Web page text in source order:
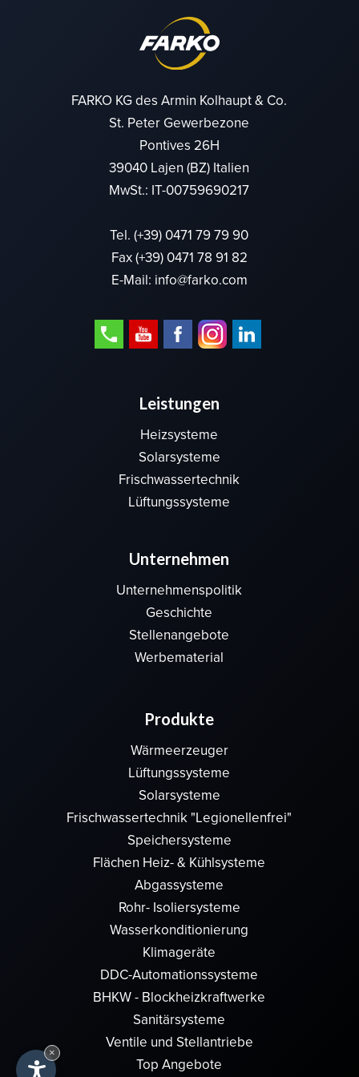
FARKO KG des Armin Kolhaupt & Co.
St. Peter Gewerbezone
Pontives 26H
39040 Lajen (BZ) Italien
MwSt.: IT-00759690217
Tel.(+39) 0471 79 79 90
Fax (+39) 0471 78 91 82
E-Mail: info@farko.com
Leistungen
Heizsysteme
Solarsysteme
Frischwassertechnik
Lüftungssysteme
Unternehmen
Unternehmenspolitik
Geschichte
Stellenangebote
Werbematerial
Produkte
Wärmeerzeuger
Lüftungssysteme
Solarsysteme
Frischwassertechnik "Legionellenfrei"
Speichersysteme
Flächen Heiz- & Kühlsysteme
Abgassysteme
Rohr- Isoliersysteme
Wasserkonditionierung
Klimageräte
DDC-Automationssysteme
BHKW - Blockheizkraftwerke
Sanitärsysteme
Ventile und Stellantriebe
Top Angebote
×